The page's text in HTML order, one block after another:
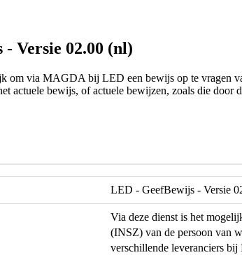
Versie 02.00 (nl)
om via MAGDA bij LED een bewijs op te vragen
actuele bewijs, of actuele bewijzen, zoals die
LED - GeefBewijs - Versie
Via deze dienst is het
(INSZ) van de persoon van
verschillende leveranciers